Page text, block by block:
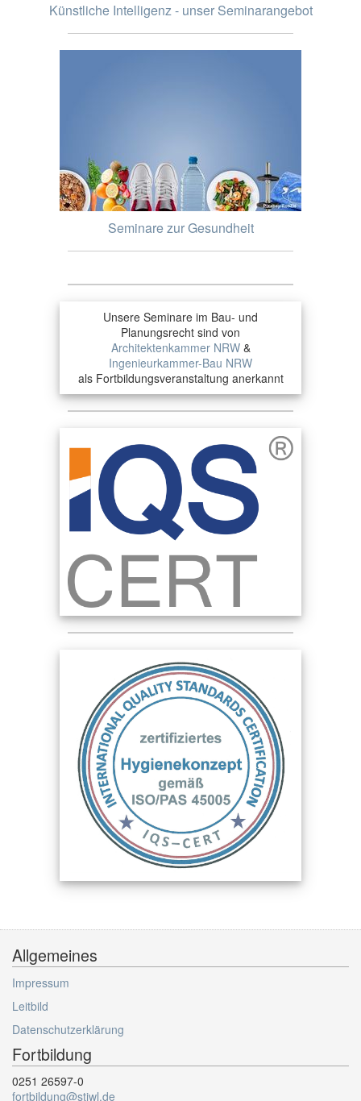
Künstliche Intelligenz - unser Seminarangebot
Seminare zur Gesundheit
Unsere Seminare im Bau- und
Planungsrecht sind von
Architektenkammer NRW&
Ingenieurkammer-Bau NRW
als Fortbildungsveranstaltung anerkannt
Allgemeines
Impressum
Leitbild
Datenschutzerklärung
Fortbildung
0251 26597-0
fortbildung@stiwl.de